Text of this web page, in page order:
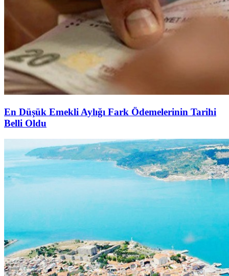
En Düşük Emekli Aylığı Fark Ödemelerinin Tarihi
Belli Oldu